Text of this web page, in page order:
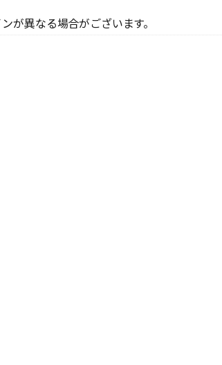
が異なる場合がございます。